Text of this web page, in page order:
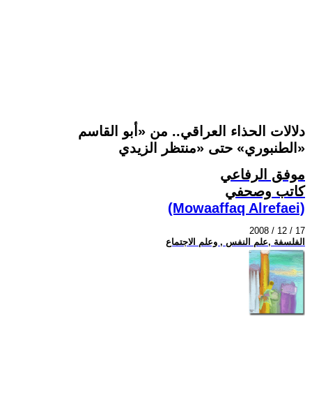
دلالات الحذاء العراقي.. من «أبو القاسم
الطنبوري» حتى «منتظر الزيدي»
موفق الرفاعي
كاتب وصحفي
(Mowaaffaq Alrefaei)
2008 / 12 / 17
الفلسفة ,علم النفس , وعلم الاجتماع